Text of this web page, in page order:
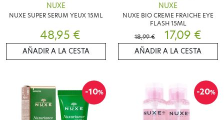
NUXE
NUXE SUPER SERUM YEUX 15ML
48,95 €
AÑADIR A LA CESTA
NUXE
NUXE BIO CREME FRAICHE EYE
FLASH 15ML
18,99 €
17,09 €
AÑADIR A LA CESTA
-10% -20%